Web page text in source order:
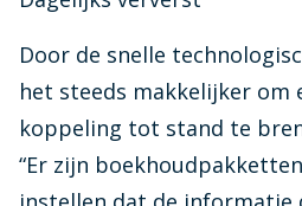
Door de snelle
het steeds makkelijker om
koppeling tot stand te
“Er zijn